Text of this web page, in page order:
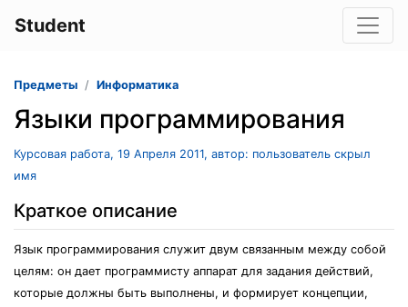
Student
Предметы Информатика
Языки программирования
Курсовая работа, 19 Апреля 2011, автор: пользователь скрыл
имя
Краткое описание
Язык программирования служит двум связанным между собой
целям: он дает программисту аппарат для задания действий,
которые должны быть выполнены, и формирует концепции,